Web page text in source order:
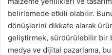
belirlemede etkili olabilir.
dönüşlerini dikkate alarak
geliştirmek, sürdürülebilir bir
medya ve dijital pazarlama,